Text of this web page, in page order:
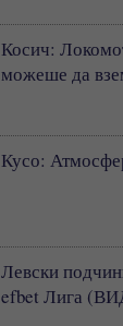
Косич:
можеше да
Кусо:
Левски
efbet Лига